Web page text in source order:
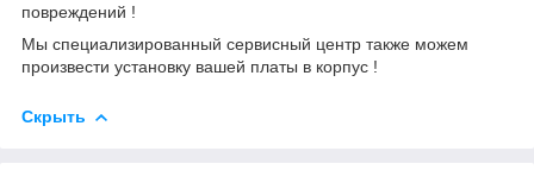
повреждений !
Мы специализированный сервисный центр также можем
произвести установку вашей платы в корпус !
Скрыть